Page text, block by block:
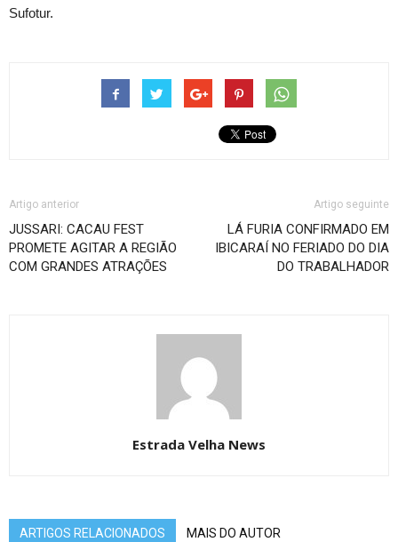
Sufotur.
Artigo anterior
JUSSARI: CACAU FEST
PROMETE AGITAR A REGIÃO
COM GRANDES ATRAÇÕES
Artigo seguinte
LÁ FURIA CONFIRMADO EM
IBICARAÍ NO FERIADO DO DIA
DO TRABALHADOR
Estrada Velha News
ARTIGOS RELACIONADOS MAIS DO AUTOR